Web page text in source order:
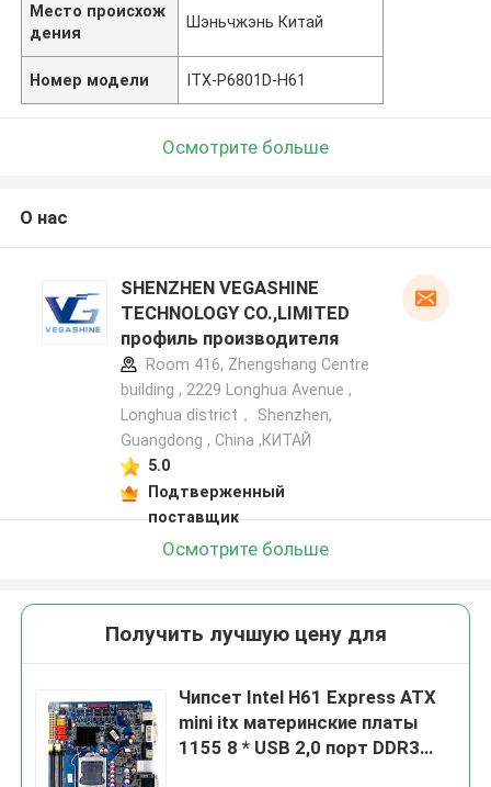
Место происхож
дения
Шэньчжэнь Китай
Номер модели ITX-P6801D-H61
Осмотрите больше
О нас
SHENZHEN VEGASHINE
TECHNOLOGY CO.,LIMITED
профиль производителя
Room 416, Zhengshang Centre
building , 2229 Longhua Avenue ,
Longhua district， Shenzhen,
Guangdong , China ,КИТАЙ
5.0
Подтверженный
поставщик
Осмотрите больше
Получить лучшую цену для
Чипсет Intel H61 Express ATX
mini itx материнские платы
1155 8 * USB 2,0 порт DDR3